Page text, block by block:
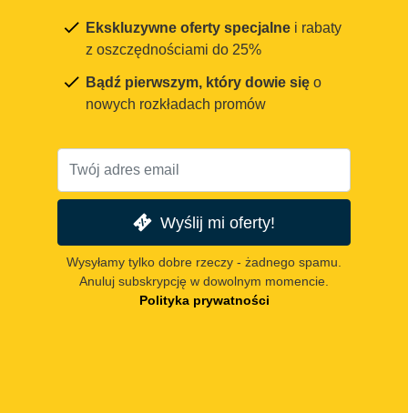
Ekskluzywne oferty specjalne i rabaty
z oszczędnościami do 25%
Bądź pierwszym, który dowie się o
nowych rozkładach promów
Wyślij mi oferty!
Wysyłamy tylko dobre rzeczy - żadnego spamu.
Anuluj subskrypcję w dowolnym momencie.
Polityka prywatności